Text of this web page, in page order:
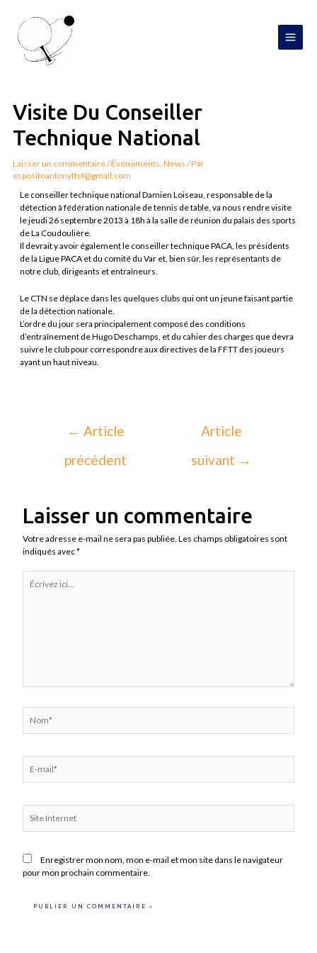
contenu
Visite Du Conseiller
Technique National
Laisser un commentaire/Événements,News / Par
espositoantonyttsf@gmail.com
Le conseiller technique national Damien Loiseau, responsable de la
détection à fédération nationale de tennis de table, va nous rendre visite
le jeudi 26 septembre 2013 à 18h à la salle de réunion du palais des sports
de La Coudoulière.
Il devrait y avoir également le conseiller technique PACA, les présidents
de la Ligue PACA et du comité du Var et, bien sûr, les représentants de
notre club, dirigeants et entraîneurs.
Le CTN se déplace dans les quelques clubs qui ont un jeune faisant partie
de la détection nationale.
L’ordre du jour sera principalement composé des conditions
d’entraînement de Hugo Deschamps, et du cahier des charges que devra
suivre le club pour correspondre aux directives de la FFTT des joueurs
ayant un haut niveau.
l’article
← Article
précédent
Article
suivant →
Laisser un commentaire
Votre adresse e-mail ne sera pas publiée. Les champs obligatoires sont
indiqués avec*
ici…
mail*
Internet
Enregistrer mon nom, mon e-mail et mon site dans le navigateur
pour mon prochain commentaire.